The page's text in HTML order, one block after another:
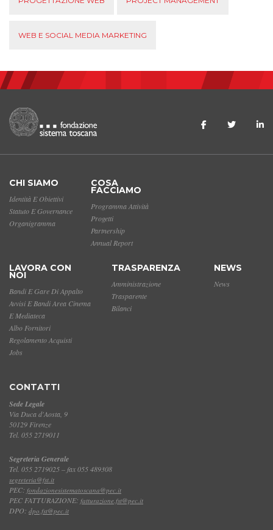
WEB E SOCIAL MEDIA MARKETING
CHI SIAMO
Identità E Obiettivi
Statuto E Governance
Organigramma
COSA
FACCIAMO
Programma Attività
Progetti
Partnership
Annual Report
LAVORA CON
NOI
Bandi E Gare Di Appalto
Avvisi E Bandi Area Cinema
E Mediateca
Albo Fornitori
Regolamento Acquisti
Jobs
TRASPARENZA
Amministrazione
Trasparente
Bilanci
NEWS
News
CONTATTI
Sede Legale
Via Duca d'Aosta, 9
50129 Firenze
Tel. 055 2719011
Segreteria Generale
Tel. 055 2719025 – fax 055 489308
segreteria@fst.it
PEC: fondazionesistematoscana@pec.it
PEC FATTURAZIONE: fatturazione.fst@pec.it
DPO: dpo.fst@pec.it